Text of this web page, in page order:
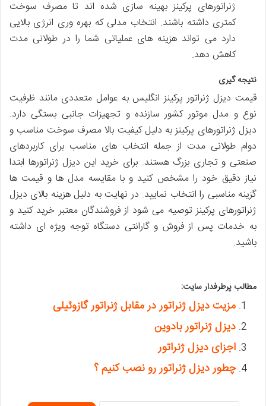
ژنراتورهای پرکینز بهینه سازی شده اند تا مصرف سوخت
کمتری داشته باشند. انتخاب مدلی که بهره وری انرژی بالایی
دارد می تواند هزینه های عملیاتی شما را در طولانی مدت
کاهش دهد.
نتیجه گیری
قیمت دیزل ژنراتور پرکینز انگلیس به عوامل متعددی مانند ظرفیت
نوع و مدل موتور کشور سازنده و تجهیزات جانبی بستگی دارد.
دیزل ژنراتورهای پرکینز به دلیل کیفیت بالا مصرف سوخت مناسب و
دوام طولانی مدت از جمله انتخاب های مناسب برای کاربردهای
صنعتی و تجاری بزرگ هستند. برای خرید این دیزل ژنراتورها ابتدا
نیاز دقیق خود را مشخص کنید و با مقایسه مدل ها و قیمت ها
گزینه مناسبی را انتخاب نمایید. در نهایت به دلیل هزینه بالای دیزل
ژنراتورهای پرکینز توصیه می شود از فروشندگان معتبر خرید کنید و
به خدمات پس از فروش و گارانتی دستگاه توجه ویژه ای داشته
باشید.
مطالب پرطرفدار سایت:
مزیت دیزل ژنراتور در مقابل ژنراتور گازوئیلی
دیزل ژنراتور بادوین
اجزای دیزل ژنراتور
چطور دیزل ژنراتور رو نصب کنیم ؟